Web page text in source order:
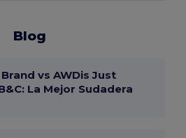
Blog
vs AWDis Just
La Mejor Sudadera